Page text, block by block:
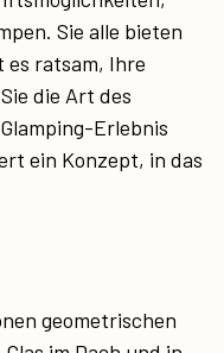
Sie alle bieten
ratsam, Ihre
die Art des
Erlebnis
ein Konzept, in das
geometrischen